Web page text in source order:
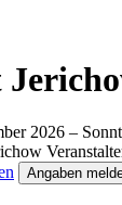
2026 –
Angaben